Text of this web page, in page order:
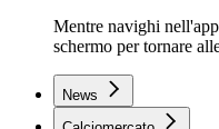
Mentre navighi
schermo per tornare
News